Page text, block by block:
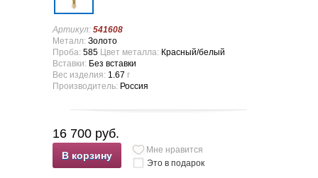
Артикул: 541608
Металл: Золото
Проба: 585 Цвет металла: Красный/белый
Вставки: Без вставки
Вес изделия: 1.67 г
Производитель: Россия
16 700 руб.
В корзину
Мне нравится
Это в подарок